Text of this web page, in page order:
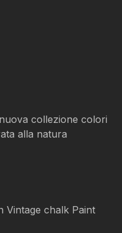
collezione colori
alla natura
Vintage chalk Paint